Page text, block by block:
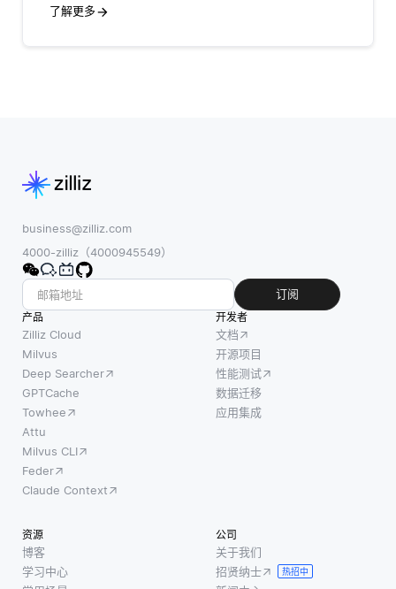
了解更多
business@zilliz.com
4000-zilliz（4000945549）
订阅
产品
Zilliz Cloud
Milvus
Deep Searcher
GPTCache
Towhee
Attu
Milvus CLI
Feder
Claude Context
开发者
文档
开源项目
性能测试
数据迁移
应用集成
资源
博客
学习中心
公司
关于我们
招贤纳士
热招中